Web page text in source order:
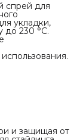
спрей для
укладки,
до 230 °С.
и защищая от